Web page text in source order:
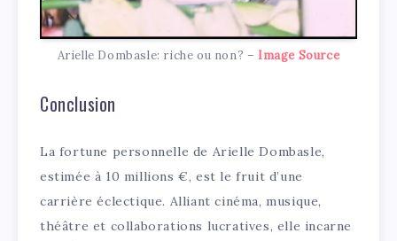
Arielle Dombasle: riche ou non? – Image Source
Conclusion
La fortune personnelle de Arielle Dombasle,
estimée à 10 millions €, est le fruit d’une
carrière éclectique. Alliant cinéma, musique,
théâtre et collaborations lucratives, elle incarne